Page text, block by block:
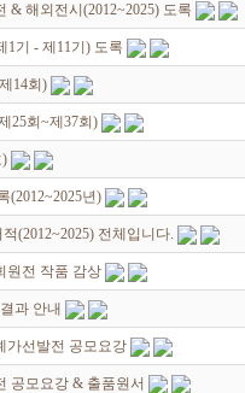
& 해외전시(2012~2025) 도록
1기 - 제11기) 도록
14회)
25회~제37회)
)
(2012~2025년)
(2012~2025) 전체입니다.
원전 작품 감상
과 안내
가선발전 공모요강
공모요강 & 출품원서